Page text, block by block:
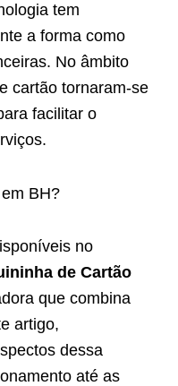
tem
a forma como
No âmbito
cartão tornaram-se
facilitar o
em BH?
no
de Cartão
que combina
artigo,
dessa
até as